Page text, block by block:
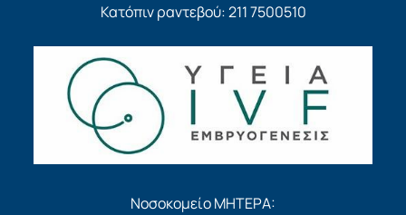
Κατόπιν ραντεβού: 211 7500510
Νοσοκομείο ΜΗΤΕΡΑ: